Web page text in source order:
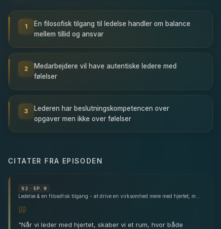
1
En filosofisk tilgang til ledelse handler om balance
mellem tillid og ansvar
2
Medarbejdere vil have autentiske ledere med
følelser
3
Lederen har beslutningskompetencen over
opgaver men ikke over følelser
CITATER FRA EPISODEN
S 2 · EP. 9
"Når vi leder med hjertet, skaber vi et rum, hvor både